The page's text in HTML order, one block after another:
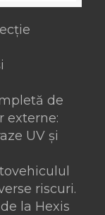
de
externe:
UV și
riscuri.
la Hexis